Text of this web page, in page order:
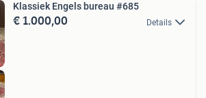
Klassiek Engels bureau #685
€ 1.000,00 Details